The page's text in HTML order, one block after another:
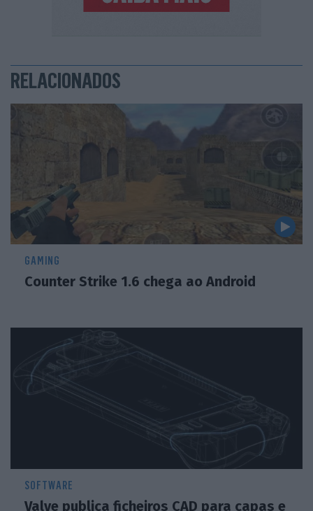
RELACIONADOS
GAMING
Counter Strike 1.6 chega ao Android
SOFTWARE
Valve publica ficheiros CAD para capas e